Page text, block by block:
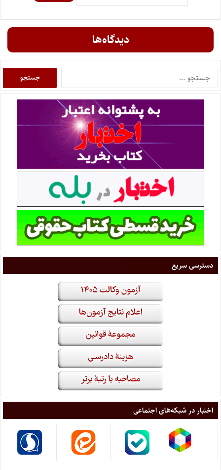
دیدگاه‌ها
دسترسی سریع
اختبار در شبکه‌های اجتماعی